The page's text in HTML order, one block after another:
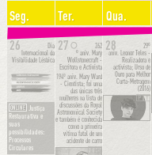
Seg. Ter. Qua.
26
Dia
Internacional da
Visibilidade Lésbica
ONLINE
Justiça
Restaurativa e
suas
possibilidades:
Processos
Circulares
27 🌕
262
º aniv. Mary
Wollstonecraft -
Escritora e Activista
194º aniv. Mary Ward
- Cientista; foi uma
das únicas três
mulheres na lista de
discussões da Royal
Astronomical Society
e também é conhecida
como a primeira
vítima fatal de um
acidente de carro
🇮🇪
28
29º
aniv. Leonor Teles -
Realizadora e
activista; Urso de
Ouro para Melhor
Curta-Metragem
(2016)
🇵🇹